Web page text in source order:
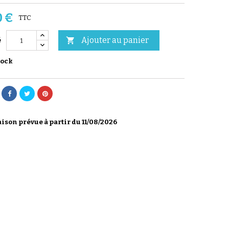
€ TTC
 Ajouter au panier
prévue à partir du 11/08/2026